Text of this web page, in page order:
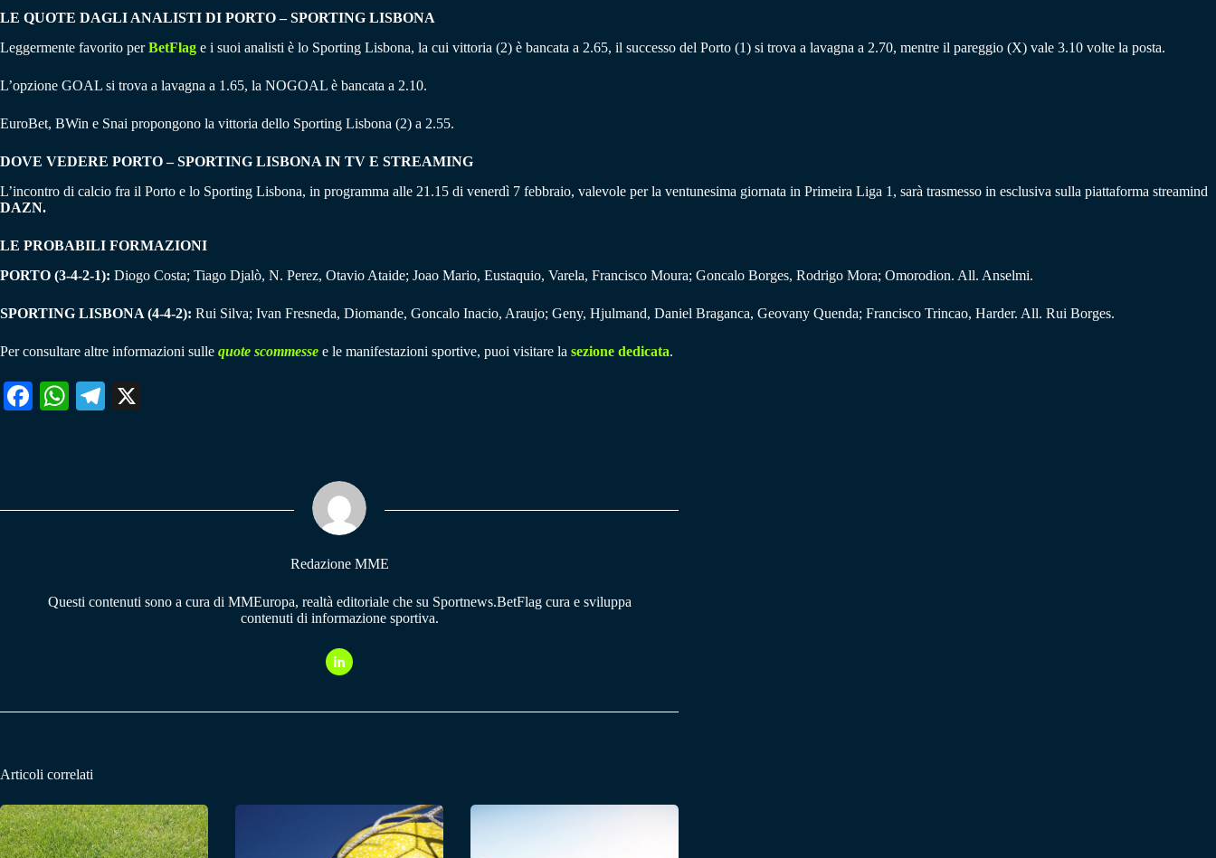
LE QUOTE DAGLI ANALISTI DI PORTO – SPORTING LISBONA
Leggermente favorito perBetFlag e i suoi analisti è lo Sporting Lisbona, la cui vittoria (2) è bancata a 2.65, il successo del Porto (1) si trova a lavagna a 2.70, mentre il pareggio (X) vale 3.10 volte la posta.
L’opzione GOAL si trova a lavagna a 1.65, la NOGOAL è bancata a 2.10.
EuroBet, BWin e Snai propongono la vittoria dello Sporting Lisbona (2) a 2.55.
DOVE VEDERE PORTO – SPORTING LISBONA IN TV E STREAMING
L’incontro di calcio fra il Porto e lo Sporting Lisbona, in programma alle 21.15 di venerdì 7 febbraio, valevole per la ventunesima giornata in Primeira Liga 1, sarà trasmesso in esclusiva sulla piattaforma streamind
DAZN.
LE PROBABILI FORMAZIONI
PORTO (3-4-2-1): Diogo Costa; Tiago Djalò, N. Perez, Otavio Ataide; Joao Mario, Eustaquio, Varela, Francisco Moura; Goncalo Borges, Rodrigo Mora; Omorodion. All. Anselmi.
SPORTING LISBONA (4-4-2): Rui Silva; Ivan Fresneda, Diomande, Goncalo Inacio, Araujo; Geny, Hjulmand, Daniel Braganca, Geovany Quenda; Francisco Trincao, Harder. All. Rui Borges.
Per consultare altre informazioni sulle quote scommesse e le manifestazioni sportive, puoi visitare la sezione dedicata.
Fa W
pp
Te
m
Redazione MME
Questi contenuti sono a cura di MMEuropa, realtà editoriale che su Sportnews.BetFlag cura e sviluppa
contenuti di informazione sportiva.
Articoli correlati